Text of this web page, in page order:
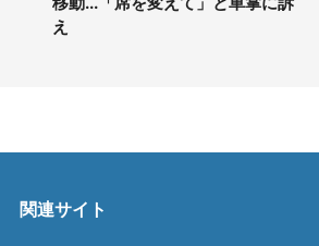
え
関連サイト